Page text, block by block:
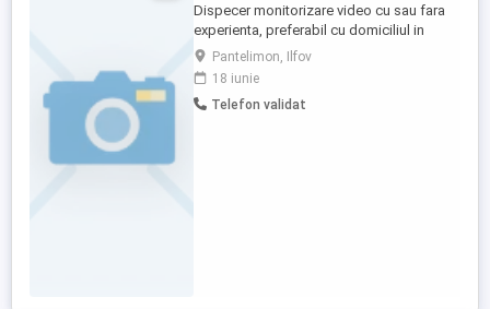
Dispecer monitorizare video cu sau fara
experienta, preferabil cu domiciliul in
sectoarele 2, 3 si oras Pantelimon.
Program in ture 12 24, 12 48. TZ 6:00-18:00
TN 18:00-6:00. Cerinte: studii medii,
cunostinte elementare PC, atentie
Pantelimon, Ilfov
18 iunie
Telefon validat